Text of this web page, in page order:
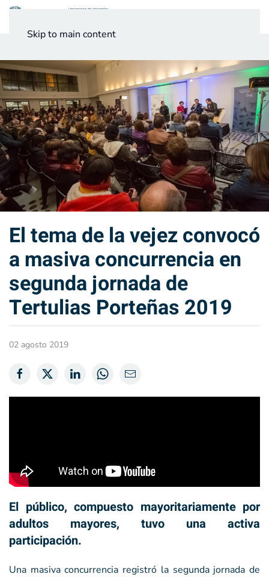
Skip to main content
El tema de la vejez convocó
a masiva concurrencia en
segunda jornada de
Tertulias Porteñas 2019
02 agosto 2019
El público, compuesto mayoritariamente por
adultos mayores, tuvo una activa
participación.
Una masiva concurrencia registró la segunda jornada de